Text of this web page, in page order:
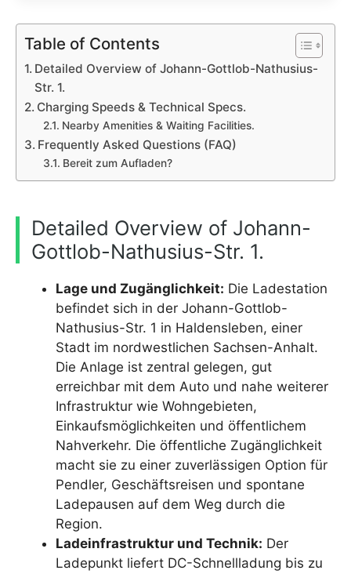
Table of Contents
Detailed Overview of Johann-Gottlob-Nathusius-
Str. 1.
Charging Speeds & Technical Specs.
Nearby Amenities & Waiting Facilities.
Frequently Asked Questions (FAQ)
Bereit zum Aufladen?
Detailed Overview of Johann-
Gottlob-Nathusius-Str. 1.
Lage und Zugänglichkeit: Die Ladestation
befindet sich in der Johann-Gottlob-
Nathusius-Str. 1 in Haldensleben, einer
Stadt im nordwestlichen Sachsen-Anhalt.
Die Anlage ist zentral gelegen, gut
erreichbar mit dem Auto und nahe weiterer
Infrastruktur wie Wohngebieten,
Einkaufsmöglichkeiten und öffentlichem
Nahverkehr. Die öffentliche Zugänglichkeit
macht sie zu einer zuverlässigen Option für
Pendler, Geschäftsreisen und spontane
Ladepausen auf dem Weg durch die
Region.
Ladeinfrastruktur und Technik: Der
Ladepunkt liefert DC-Schnellladung bis zu